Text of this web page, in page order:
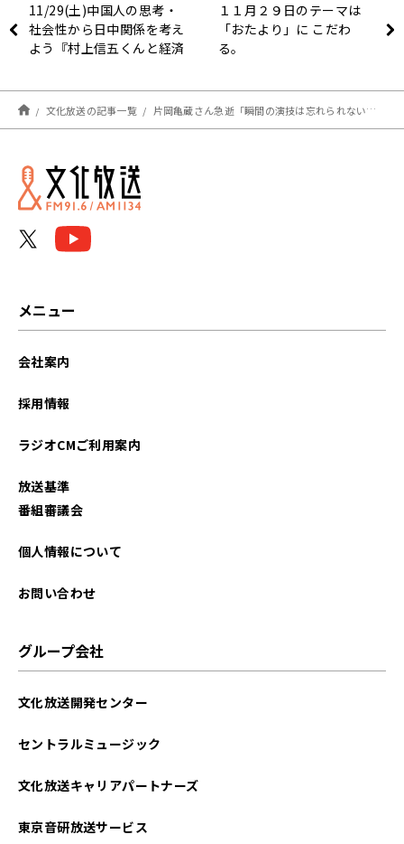
11/29(土)中国人の思考・
社会性から日中関係を考え
よう『村上信五くんと経済
１１月２９日のテーマは
「おたより」に こだわ
る。
文化放送の記事一覧 片岡亀蔵さん急逝「瞬間の演技は忘れられない」噺家・春風亭一蔵が共演の思い出語る
メニュー
会社案内
採用情報
ラジオCMご利用案内
放送基準
番組審議会
個人情報について
お問い合わせ
グループ会社
文化放送開発センター
セントラルミュージック
文化放送キャリアパートナーズ
東京音研放送サービス